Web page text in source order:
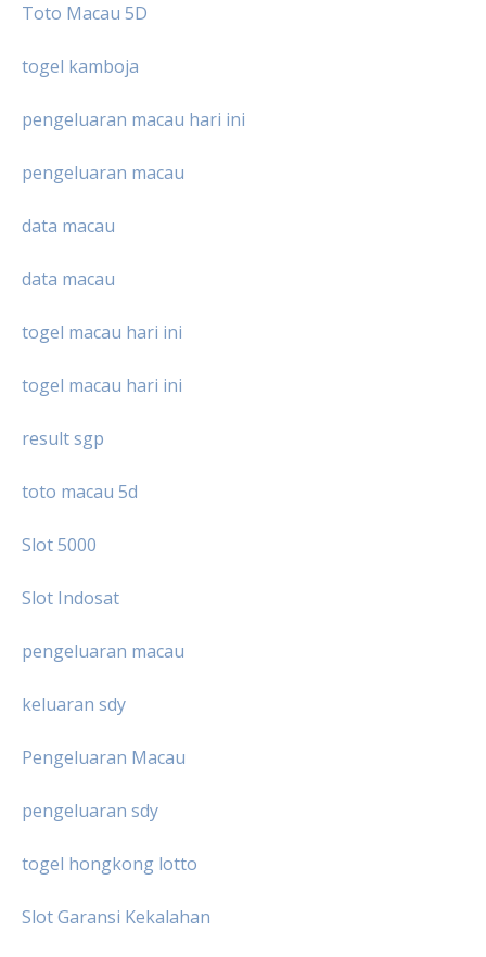
Toto Macau 5D
togel kamboja
pengeluaran macau hari ini
pengeluaran macau
data macau
data macau
togel macau hari ini
togel macau hari ini
result sgp
toto macau 5d
Slot 5000
Slot Indosat
pengeluaran macau
keluaran sdy
Pengeluaran Macau
pengeluaran sdy
togel hongkong lotto
Slot Garansi Kekalahan